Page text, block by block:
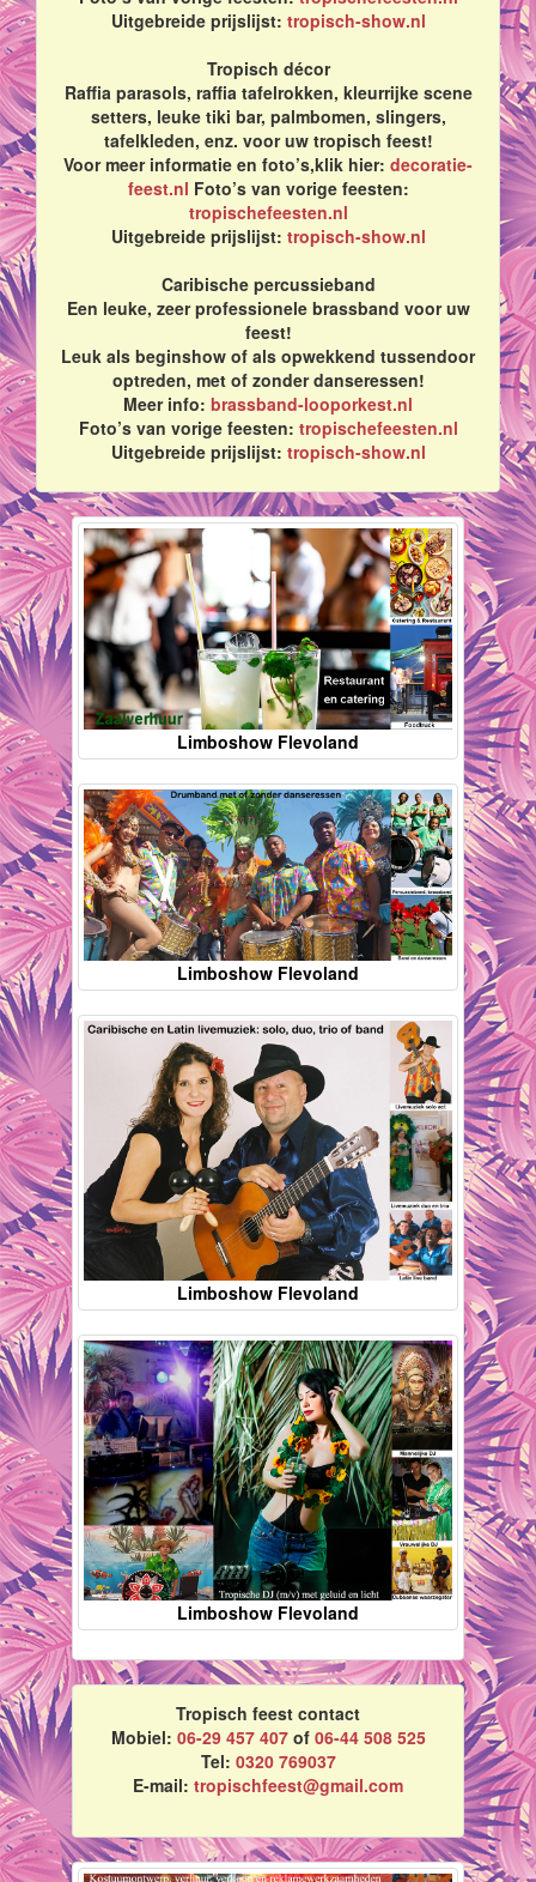
Uitgebreide prijslijst: tropisch-show.nl
Tropisch décor
Raffia parasols, raffia tafelrokken, kleurrijke scene
setters, leuke tiki bar, palmbomen, slingers,
tafelkleden, enz. voor uw tropisch feest!
Voor meer informatie en foto’s,klik hier: decoratie-
feest.nl Foto’s van vorige feesten:
tropischefeesten.nl
Uitgebreide prijslijst: tropisch-show.nl
Caribische percussieband
Een leuke, zeer professionele brassband voor uw
feest!
Leuk als beginshow of als opwekkend tussendoor
optreden, met of zonder danseressen!
Meer info: brassband-looporkest.nl
Foto’s van vorige feesten: tropischefeesten.nl
Uitgebreide prijslijst: tropisch-show.nl
Limboshow Flevoland
Limboshow Flevoland
Limboshow Flevoland
Limboshow Flevoland
Tropisch feest contact
Mobiel: 06-29 457 407of 06-44 508 525
Tel: 0320 769037
E-mail: tropischfeest@gmail.com